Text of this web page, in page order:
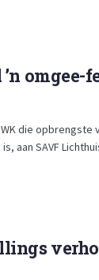
die opbrengs­te
aan SAVF